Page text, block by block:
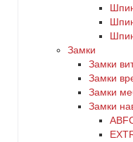
Замки
Замки
Замки
Замки
Замки